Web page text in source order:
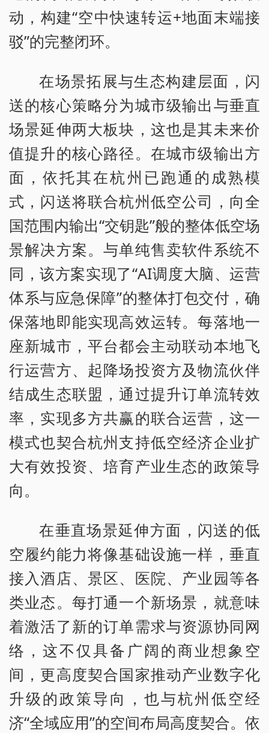
动，构建“空中快速转运+地面末端接
驳”的完整闭环。
在场景拓展与生态构建层面，闪
送的核心策略分为城市级输出与垂直
场景延伸两大板块，这也是其未来价
值提升的核心路径。在城市级输出方
面，依托其在杭州已跑通的成熟模
式，闪送将联合杭州低空公司，向全
国范围内输出“交钥匙”般的整体低空场
景解决方案。与单纯售卖软件系统不
同，该方案实现了“AI调度大脑、运营
体系与应急保障”的整体打包交付，确
保落地即能实现高效运转。每落地一
座新城市，平台都会主动联动本地飞
行运营方、起降场投资方及物流伙伴
结成生态联盟，通过提升订单流转效
率，实现多方共赢的联合运营，这一
模式也契合杭州支持低空经济企业扩
大有效投资、培育产业生态的政策导
向。
在垂直场景延伸方面，闪送的低
空履约能力将像基础设施一样，垂直
接入酒店、景区、医院、产业园等各
类业态。每打通一个新场景，就意味
着激活了新的订单需求与资源协同网
络，这不仅具备广阔的商业想象空
间，更高度契合国家推动产业数字化
升级的政策导向，也与杭州低空经
济“全域应用”的空间布局高度契合。依